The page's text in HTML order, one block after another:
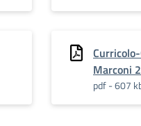
Marconi
pdf - 607